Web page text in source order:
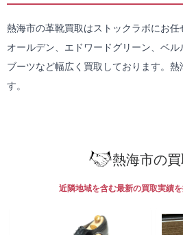
熱海市の革靴買取はストックラボにお任
オールデン、エドワードグリーン、ベ
ブーツなど幅広く買取しております。熱
す。
熱海市の
近隣地域を含む最新の買取実績を